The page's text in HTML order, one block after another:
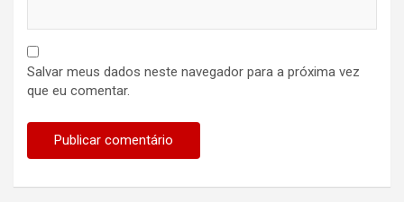
Salvar meus dados neste navegador para a próxima vez
que eu comentar.